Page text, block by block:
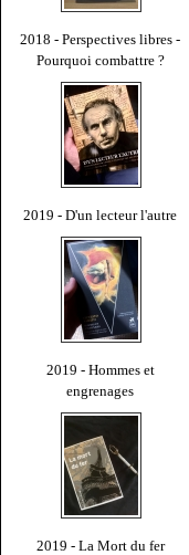
2018 - Perspectives libres -
Pourquoi combattre ?
2019 - D'un lecteur l'autre
2019 - Hommes et
engrenages
2019 - La Mort du fer